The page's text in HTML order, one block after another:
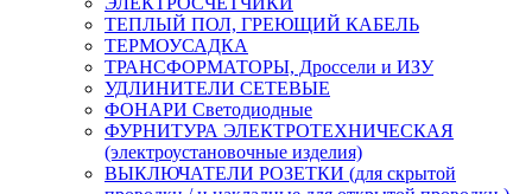
ТЕПЛЫЙ ПОЛ, ГРЕЮЩИЙ КАБЕЛЬ
ТЕРМОУСАДКА
ТРАНСФОРМАТОРЫ, Дроссели и ИЗУ
УДЛИНИТЕЛИ СЕТЕВЫЕ
ФОНАРИ Светодиодные
ФУРНИТУРА ЭЛЕКТРОТЕХНИЧЕСКАЯ
(электроустановочные изделия)
ВЫКЛЮЧАТЕЛИ РОЗЕТКИ (для скрытой